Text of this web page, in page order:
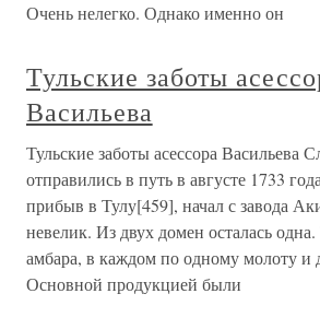
Очень нелегко. Однако именно он
Тульские заботы
Васильева
Тульские заботы асессора Васильева
отправились в путь в августе 1733
прибыв в Тулу[459], начал с завода
невелик. Из двух домен осталась
амбара, в каждом по одному молоту и
Основной продукцией были